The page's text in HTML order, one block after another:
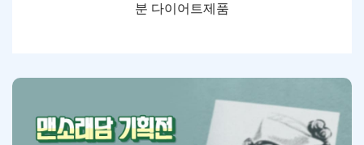
분 다이어트제품